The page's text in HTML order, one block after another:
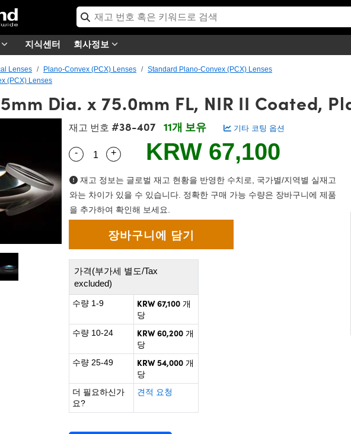
지식센터 회사정보
Lenses Plano-Convex (PCX) Lenses
Standard Plano-Convex (PCX) Lenses
(PCX) Lenses
Dia. x 75.0mm FL, NIR II Coated,
재고 번호 #38-407 11개 보유 기타 코팅 옵션
Quantity Selector
- Use the plus and minus buttons to adjust the quantity.
+ KRW 67,100
재고 정보는 글로벌 재고 현황을 반영한 수치로, 국가별/지역별 실재고
와는 차이가 있을 수 있습니다. 정확한 구매 가능 수량은 장바구니에 제품
을 추가하여 확인해 보세요.
가격(부가세 별도/Tax
excluded)
수량 1-9 KRW 67,100 개
당
수량 10-24
KRW 60,200 개
당
수량 25-49
KRW 54,000 개
당
더 필요하신가
요?
견적 요청